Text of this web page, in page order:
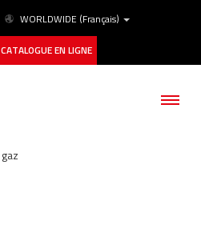
WORLDWIDE (Français)
CATALOGUE EN LIGNE
gaz